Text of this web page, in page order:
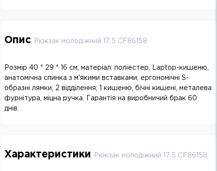
Опис Рюкзак молодіжний 17.5 CF86158
Розмір 40 * 29 * 16 см; матеріал: поліестер, Laptop-кишеню,
анатомічна спинка з м'якими вставками, ергономічні S-
образні лямки, 2 відділення; 1 кишеню, бічні кишені, металева
фурнітура, міцна ручка. Гарантія на виробничий брак 60
днів.
Характеристики Рюкзак молодіжний 17.5 CF86158